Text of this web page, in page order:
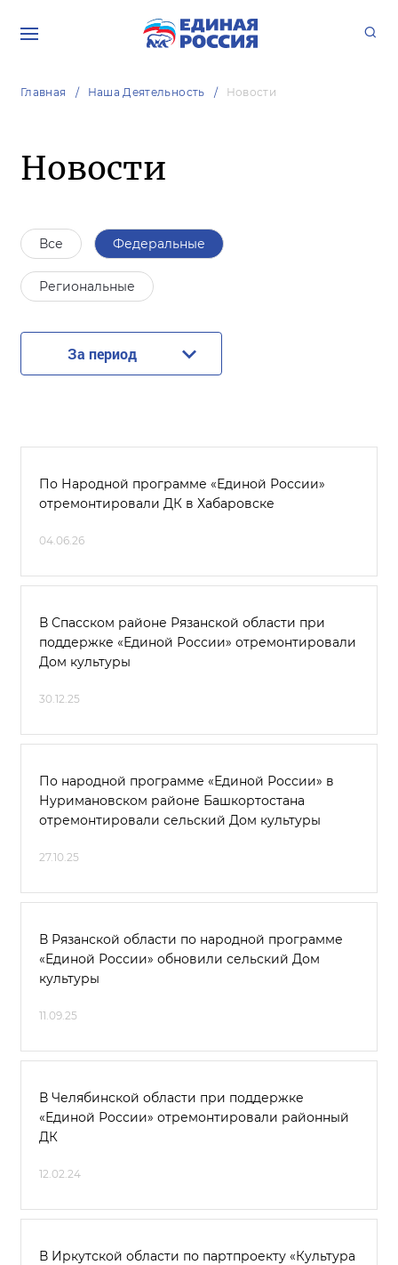
Главная Наша Деятельность Новости
Новости
Все Федеральные
Региональные
За период
По Народной программе «Единой России»
отремонтировали ДК в Хабаровске
04.06.26
В Спасском районе Рязанской области при
поддержке «Единой России» отремонтировали
Дом культуры
30.12.25
По народной программе «Единой России» в
Нуримановском районе Башкортостана
отремонтировали сельский Дом культуры
27.10.25
В Рязанской области по народной программе
«Единой России» обновили сельский Дом
культуры
11.09.25
В Челябинской области при поддержке
«Единой России» отремонтировали районный
ДК
12.02.24
В Иркутской области по партпроекту «Культура